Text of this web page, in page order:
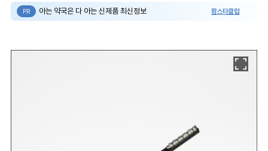
PR 아는 약국은 다 아는 신제품 최신정보 팜스타클럽